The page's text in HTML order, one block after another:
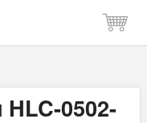
HLC-0502-